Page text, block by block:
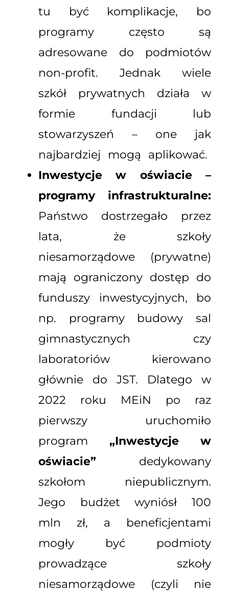
tu być komplikacje, bo
programy często są
adresowane do podmiotów
non-profit. Jednak wiele
szkół prywatnych działa w
formie fundacji lub
stowarzyszeń – one jak
najbardziej mogą aplikować.
Inwestycje w oświacie –
programy infrastrukturalne:
Państwo dostrzegało przez
lata, że szkoły
niesamorządowe (prywatne)
mają ograniczony dostęp do
funduszy inwestycyjnych, bo
np. programy budowy sal
gimnastycznych czy
laboratoriów kierowano
głównie do JST. Dlatego w
2022 roku MEiN po raz
pierwszy uruchomiło
program „Inwestycje w
oświacie” dedykowany
szkołom niepublicznym.
Jego budżet wyniósł 100
mln zł, a beneficjentami
mogły być podmioty
prowadzące szkoły
niesamorządowe (czyli nie